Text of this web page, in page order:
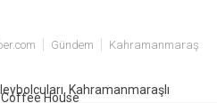
Gündem Kahramanmaraş